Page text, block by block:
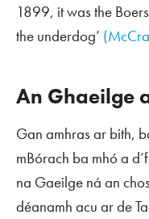
1899, it was the
the underdog’
An Ghaeilge
Gan amhras ar bith,
mBórach ba mhó a
na Gaeilge ná an
déanamh acu arde